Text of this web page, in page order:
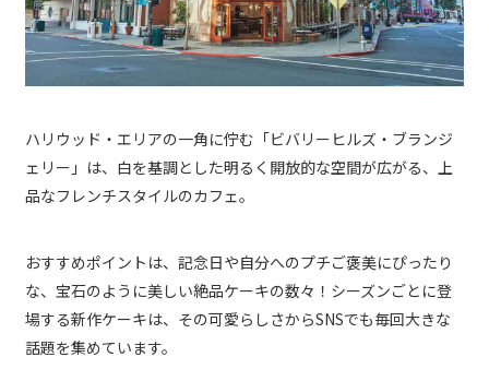
ハリウッド・エリアの一角に佇む「ビバリーヒルズ・ブランジ
ェリー」は、白を基調とした明るく開放的な空間が広がる、上
品なフレンチスタイルのカフェ。
おすすめポイントは、記念日や自分へのプチご褒美にぴったり
な、宝石のように美しい絶品ケーキの数々！シーズンごとに登
場する新作ケーキは、その可愛らしさからSNSでも毎回大きな
話題を集めています。